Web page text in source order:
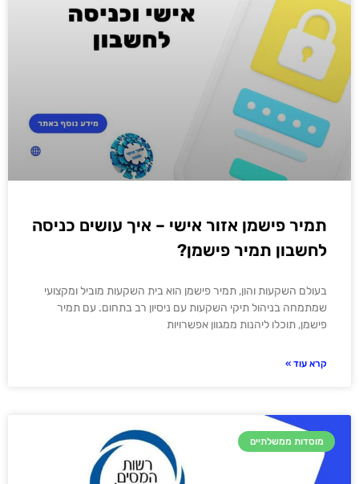
תמיר פישמן אזור אישי – איך עושים כניסה
לחשבון תמיר פישמן?
בעולם השקעות והון, תמיר פישמן הוא בית השקעות מוביל ומקצועי
שמתמחה בניהול תיקי השקעות עם ניסיון רב בתחום. עם תמיר
פישמן, תוכלו ליהנות ממגוון אפשרויות
קרא עוד »
מוסדות ממשלתיים